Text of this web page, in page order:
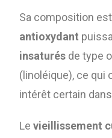
Sa composition
antioxydant
insaturés de type
(linoléique), ce qui
intérêt certain
Levieillissement